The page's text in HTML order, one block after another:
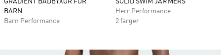
GRADIENT BADBYXOR FÖR
BARN
Barn Performance
SOLID SWIM JAMMERS
Herr Performance
2 färger